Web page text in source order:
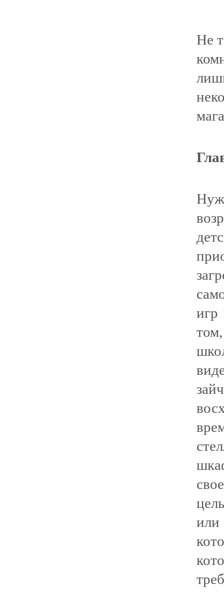
Не
игр